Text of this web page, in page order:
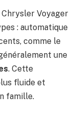
Chrysler Voyager
: automatique
comme le
une
. Cette
fluide et
famille.